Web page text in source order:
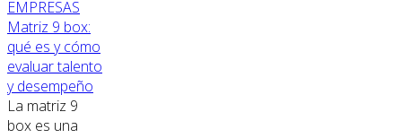
EMPRESAS
Matriz 9 box:
qué es y cómo
evaluar talento
y desempeño
La matriz 9
box es una